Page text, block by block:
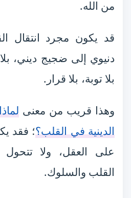
من الله.
قد يكون مجرد انتقال
دنيوي إلى ضجيج ديني،
بلا توبة، بلا قرار.
وهذا قريب من معنى
الدينية في القلب؟؛ فقد
على العقل، ولا
القلب والسلوك.